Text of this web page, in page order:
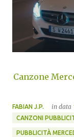
Canzone
FABIAN J.P. in data
CANZONI
PUBBLICITÀ